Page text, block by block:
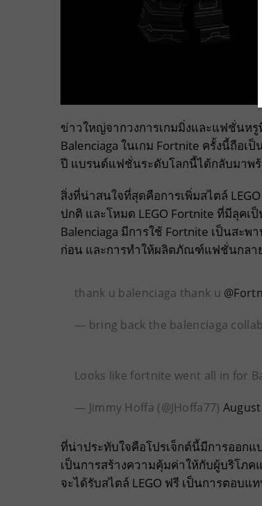
ข่าวใหญ่จากวงการเกมมิ่งและแฟชั่นห
Balenciaga ในเกม Fortnite ครั้งนี้ถือ
ปี แบรนด์แฟชั่นระดับโลกนี้ได้กลับมาพ
สิ่งที่น่าสนใจที่สุดคือการเพิ่มสไตล์
ปกติ และโหมด LEGO Fortnite ที่มีลุคเ
Balenciaga มีการใช้ Fortnite เป็นสะ
ก่อน และการทำให้ผลิตภัณฑ์แฟชั่นกลา
thank u balenciaga thank u
— bring back the balenciaga
Looks like fortnite went all in for
— Jimmy Hoffa (@JHoffa77)
ที่น่าประทับใจคือโปรเจ็กต์นี้มีการออกแ
เป็นการสร้างความคุ้มค่าให้กับผู้บริโภ
จะได้รับสไตล์ LEGO ฟรี เป็นการตอบแ